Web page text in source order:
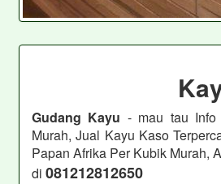
Gudang Kayu - mau tau Info
Murah, Jual Kayu Kaso
Papan Afrika Per Kubik Murah,
di 081212812650